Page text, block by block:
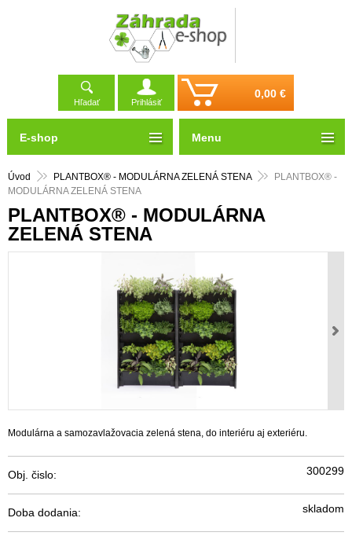
Hľadať Prihlásiť
0,00 €
Úvod PLANTBOX® - MODULÁRNA ZELENÁ STENA
PLANTBOX® -
MODULÁRNA ZELENÁ STENA
PLANTBOX® - MODULÁRNA
ZELENÁ STENA
Modulárna a samozavlažovacia zelená stena, do interiéru aj exteriéru.
Obj. čislo: 300299
Doba dodania: skladom
E-shop Menu